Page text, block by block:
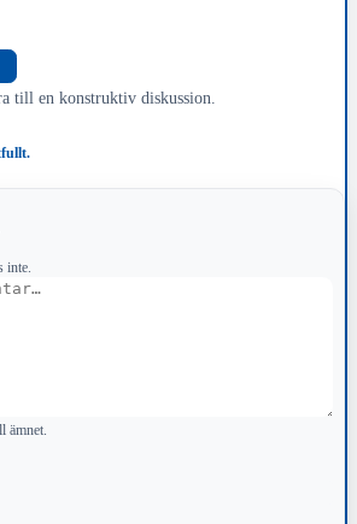
till en konstruktiv diskussion.
inte.
ämnet.